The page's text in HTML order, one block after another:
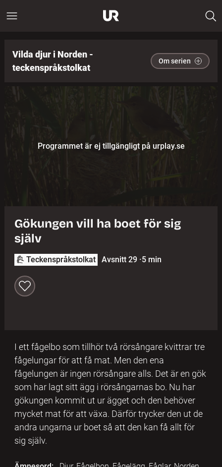
Vilda djur i Norden -
teckenspråkstolkat
Om serien
Programmet är ej tillgängligt på urplay.se
Gökungen vill ha boet för sig
själv
Teckenspråkstolkat Avsnitt 29 ·5 min
I ett fågelbo som tillhör två rörsångare kvittrar tre
fågelungar för att få mat. Men den ena
fågelungen är ingen rörsångare alls. Det är en gök
som har lagt sitt ägg i rörsångarnas bo. Nu har
gökungen kommit ut ur ägget och den behöver
mycket mat för att växa. Därför trycker den ut de
andra ungarna ur boet så att den kan få allt för
sig själv.